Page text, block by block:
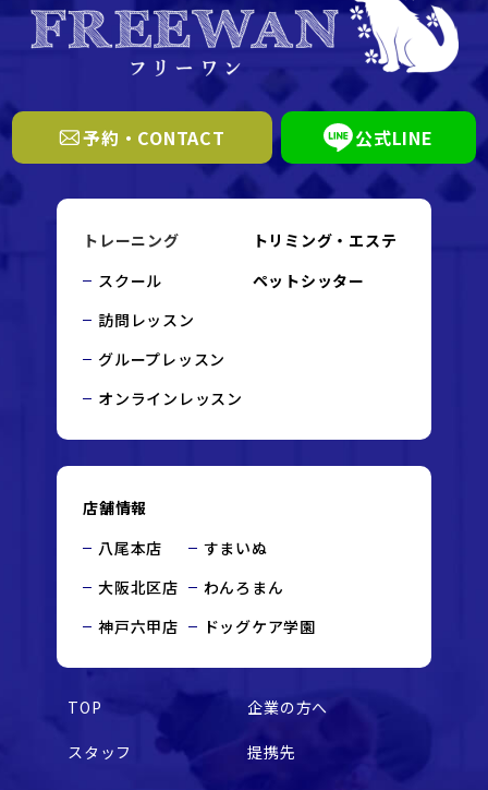
予約・CONTACT 公式LINE
トレーニング
スクール
訪問レッスン
グループレッスン
オンラインレッスン
トリミング・エステ
ペットシッター
店舗情報
八尾本店
大阪北区店
神戸六甲店
すまいぬ
わんろまん
ドッグケア学園
TOP 企業の方へ
スタッフ 提携先